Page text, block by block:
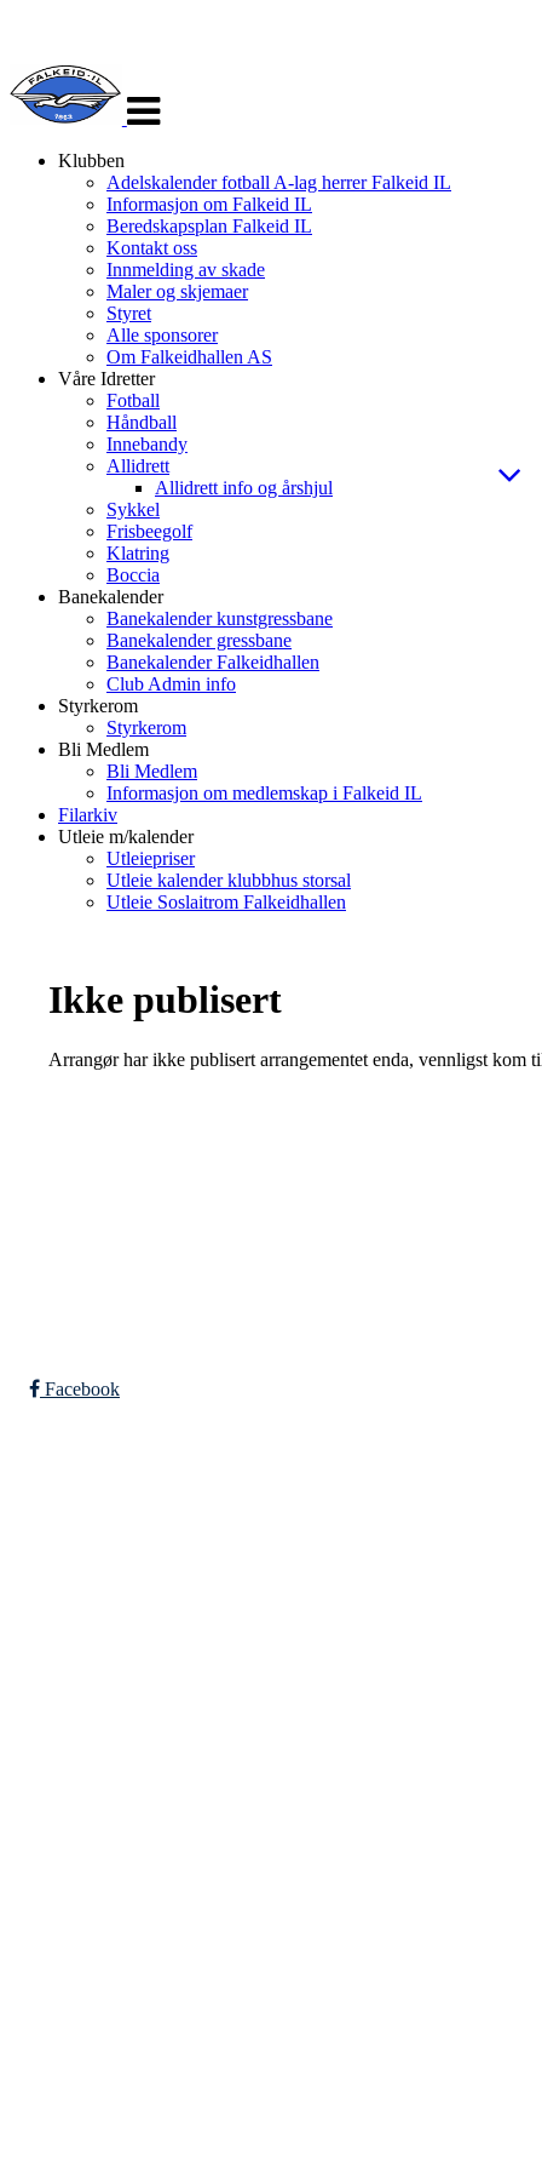
navigasjon
Klubben
Adelskalender fotball A-lag herrer Falkeid IL
Informasjon om Falkeid IL
Beredskapsplan Falkeid IL
Kontakt oss
Innmelding av skade
Maler og skjemaer
Styret
Alle sponsorer
Om Falkeidhallen AS
Våre Idretter
Fotball
Håndball
Innebandy
Allidrett
Allidrett info og årshjul
Sykkel
Frisbeegolf
Klatring
Boccia
Banekalender
Banekalender kunstgressbane
Banekalender gressbane
Banekalender Falkeidhallen
Club Admin info
Styrkerom
Styrkerom
Bli Medlem
Bli Medlem
Informasjon om medlemskap i Falkeid IL
Filarkiv
Utleie m/kalender
Utleiepriser
Utleie kalender klubbhus storsal
Utleie Soslaitrom Falkeidhallen
Ikke publisert
Arrangør har ikke publisert arrangementet enda, vennligst kom
Facebook